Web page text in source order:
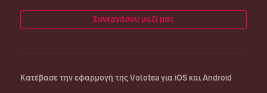
Συνεργάσου μαζί μας
Κατέβασε την εφαρμογή της Volotea για iOS και Android